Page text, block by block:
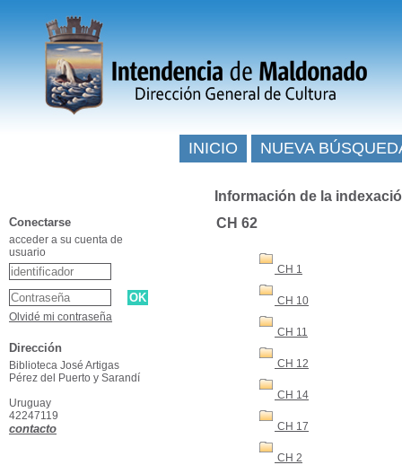
Información de la
CH 62
CH 1
CH 10
CH 11
CH 12
CH 14
CH 17
CH 2
INICIO NUEVA
Conectarse
acceder a su cuenta de
usuario
Olvidé mi contraseña
Dirección
Biblioteca José Artigas
Pérez del Puerto y Sarandí
Uruguay
42247119
contacto